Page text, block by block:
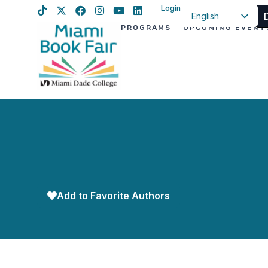
Login
English
PROGRAMS UPCOMING
Add to Favorite Authors